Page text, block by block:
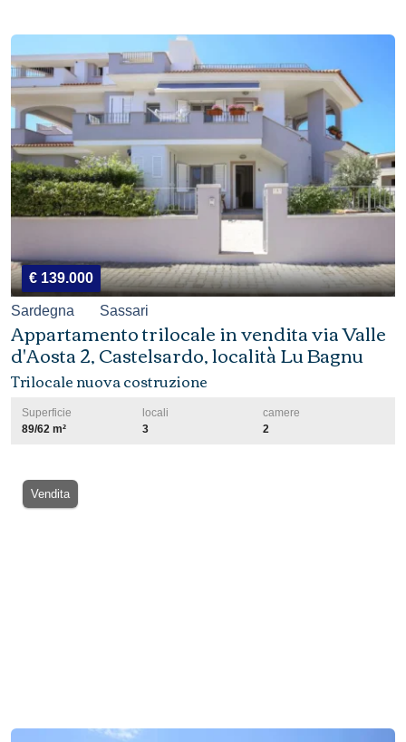
€ 139.000
Sardegna Sassari
Appartamento trilocale in vendita via Valle
d'Aosta 2, Castelsardo, località Lu Bagnu
Trilocale nuova costruzione
Superficie
89/62 m²
locali
3
camere
2
Vendita